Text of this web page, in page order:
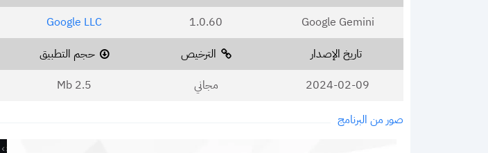
Google Gemini
1.0.60
Google LLC
تاريخ الإصدار
2024-02-09
الترخيص
مجاني
حجم التطبيق
2.5 Mb
صور من البرنامج